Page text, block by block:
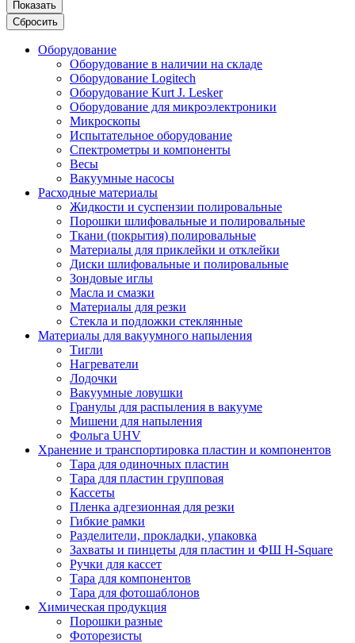
Показать
Сбросить
Оборудование
Оборудование в наличии на складе
Оборудование Logitech
Оборудование Kurt J. Lesker
Оборудование для микроэлектроники
Микроскопы
Испытательное оборудование
Спектрометры и компоненты
Весы
Вакуумные насосы
Расходные материалы
Жидкости и суспензии полировальные
Порошки шлифовальные и полировальные
Ткани (покрытия) полировальные
Материалы для приклейки и отклейки
Диски шлифовальные и полировальные
Зондовые иглы
Масла и смазки
Материалы для резки
Стекла и подложки стеклянные
Материалы для вакуумного напыления
Тигли
Нагреватели
Лодочки
Вакуумные ловушки
Гранулы для распыления в вакууме
Мишени для напыления
Фольга UHV
Хранение и транспортировка пластин и компонентов
Тара для одиночных пластин
Тара для пластин групповая
Кассеты
Пленка адгезионная для резки
Гибкие рамки
Разделители, прокладки, упаковка
Захваты и пинцеты для пластин и ФШ H-Square
Ручки для кассет
Тара для компонентов
Тара для фотошаблонов
Химическая продукция
Порошки разные
Фоторезисты